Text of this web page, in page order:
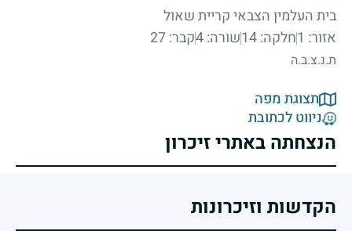
בית העלמין הצבאי קריית שאול
אזור: 1
חלקה: 14 שורה: 4 קבר: 27
ת.נ.צ.ב.ה
תצוגת מפה
ניווט לכתובת
הנצחתה באתרי זיכרון
הקדשות וזיכרונות